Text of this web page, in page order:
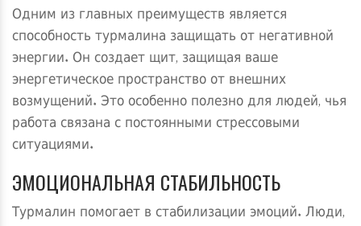
Одним из главных преимуществ является
способность турмалина защищать от негативной
энергии. Он создает щит, защищая ваше
энергетическое пространство от внешних
возмущений. Это особенно полезно для людей, чья
работа связана с постоянными стрессовыми
ситуациями.
ЭМОЦИОНАЛЬНАЯ СТАБИЛЬНОСТЬ
Турмалин помогает в стабилизации эмоций. Люди,